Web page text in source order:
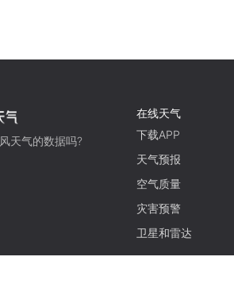
天气的数据吗?
在线天气
下载APP
天气预报
空气质量
灾害预警
卫星和雷达